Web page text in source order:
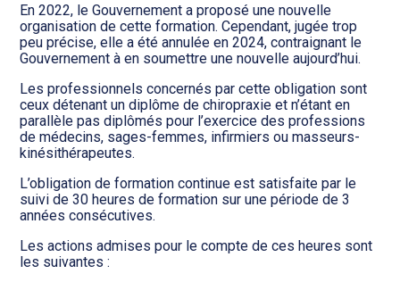
En 2022, le Gouvernement a proposé une nouvelle
organisation de cette formation. Cependant, jugée trop
peu précise, elle a été annulée en 2024, contraignant le
Gouvernement à en soumettre une nouvelle aujourd’hui.
Les professionnels concernés par cette obligation sont
ceux détenant un diplôme de chiropraxie et n’étant en
parallèle pas diplômés pour l’exercice des professions
de médecins, sages-femmes, infirmiers ou masseurs-
kinésithérapeutes.
L’obligation de formation continue est satisfaite par le
suivi de 30 heures de formation sur une période de 3
années consécutives.
Les actions admises pour le compte de ces heures sont
les suivantes :